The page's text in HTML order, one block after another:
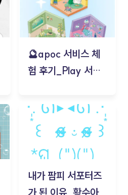
🔮apoc 서비스 체
험 후기_Play 서비
김태현
내가 팜피 서포터즈
가 된 이유_황수아